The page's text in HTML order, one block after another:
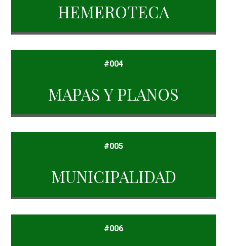
HEMEROTECA
#004
MAPAS Y PLANOS
#005
MUNICIPALIDAD
#006